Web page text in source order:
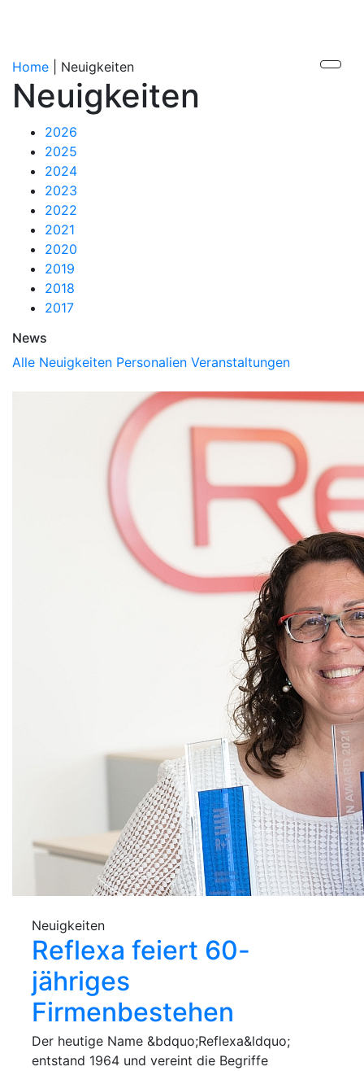
Home Neuigkeiten
Neuigkeiten
2026
2025
2024
2023
2022
2021
2020
2019
2018
2017
Neuigkeiten
Reflexa feiert 60-
jähriges
Firmenbestehen
Der heutige Name &bdquo;Reflexa&ldquo;
entstand 1964 und vereint die Begriffe
News
Alle Neuigkeiten Personalien Veranstaltungen